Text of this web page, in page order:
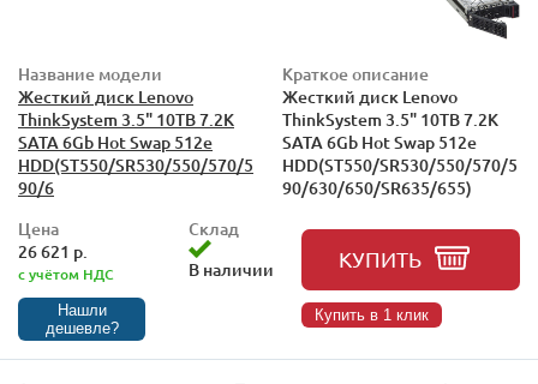
Название модели
Жесткий диск Lenovo
ThinkSystem 3.5" 10TB 7.2K
SATA 6Gb Hot Swap 512e
HDD(ST550/SR530/550/570/5
90/6
Краткое описание
Жесткий диск Lenovo
ThinkSystem 3.5" 10TB 7.2K
SATA 6Gb Hot Swap 512e
HDD(ST550/SR530/550/570/5
90/630/650/SR635/655)
Цена
26 621 р.
с учётом НДС
Нашли
дешевле?
Склад
В наличии
КУПИТЬ
Купить в 1 клик